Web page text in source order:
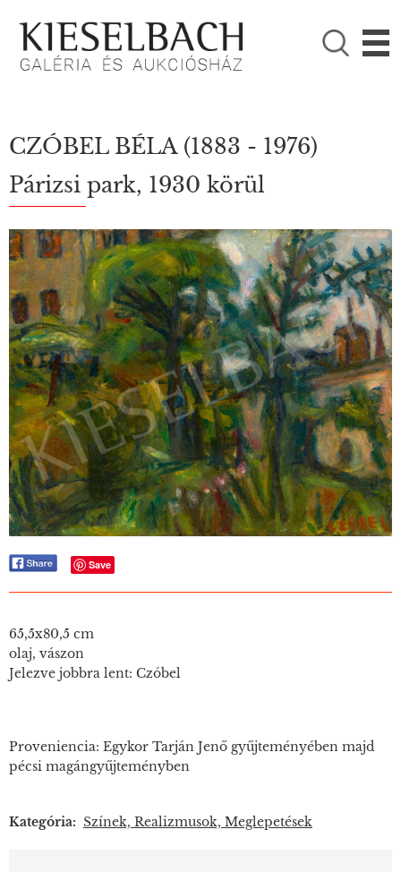

KÉRJÜK VÁLASSZON!
Festmények
CZÓBEL BÉLA (1883 - 1976)
Párizsi park, 1930 körül
Save
65,5x80,5 cm
olaj, vászon
Jelezve jobbra lent: Czóbel
Proveniencia: Egykor Tarján Jenő gyűjteményében majd
pécsi magángyűjteményben
Kategória: Színek, Realizmusok, Meglepetések